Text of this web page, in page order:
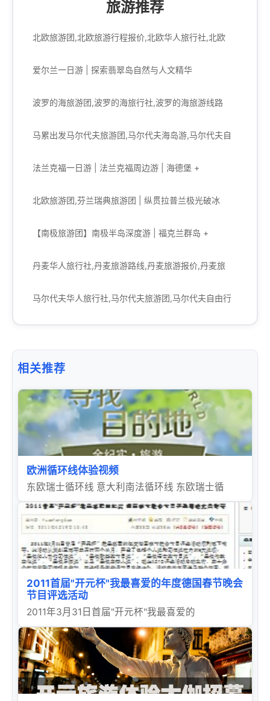
旅游推荐
北欧旅游团,北欧旅游行程报价,北欧华人旅行社,北欧
爱尔兰一日游 | 探索翡翠岛自然与人文精华
波罗的海旅游团,波罗的海旅行社,波罗的海旅游线路
马累出发马尔代夫旅游团,马尔代夫海岛游,马尔代夫自
法兰克福一日游 | 法兰克福周边游 | 海德堡 +
北欧旅游团,芬兰瑞典旅游团 | 纵贯拉普兰极光破冰
【南极旅游团】南极半岛深度游 | 福克兰群岛 +
丹麦华人旅行社,丹麦旅游路线,丹麦旅游报价,丹麦旅
马尔代夫华人旅行社,马尔代夫旅游团,马尔代夫自由行
相关推荐
欧洲循环线体验视频
东欧瑞士循环线 意大利南法循环线 东欧瑞士循
2011首届"开元杯"我最喜爱的年度德国春节晚会
节目评选活动
2011年3月31日首届"开元杯"我最喜爱的